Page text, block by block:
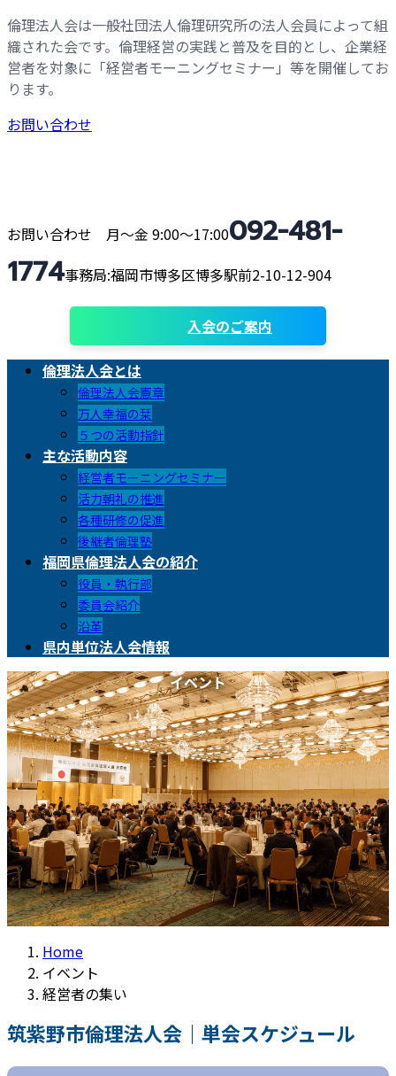
コ
ン
テ
ン
へ
ナ
ビ
ゲ
ー
ョ
倫理法人会は一般社団法人倫理研究所の法人会員によって組
織された会です。倫理経営の実践と普及を目的とし、企業経
営者を対象に「経営者モーニングセミナー」等を開催してお
ります。
お問い合わせ
お問い合わせ 月〜金 9:00〜17:00092-481-
1774事務局:福岡市博多区博多駅前2-10-12-904
入会のご案内
倫理法人会とは
倫理法人会憲章
万人幸福の栞
５つの活動指針
主な活動内容
経営者モーニングセミナー
活力朝礼の推進
各種研修の促進
後継者倫理塾
福岡県倫理法人会の紹介
役員・執行部
委員会紹介
沿革
県内単位法人会情報
イベント
Home
イベント
経営者の集い
筑紫野市倫理法人会｜単会スケジュール